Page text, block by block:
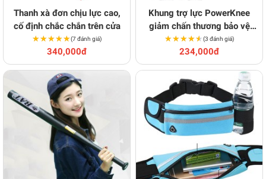
Thanh xà đơn chịu lực cao,
cố định chắc chắn trên cửa
★★★★★
★★★★★(7 đánh giá)
340,000đ
Khung trợ lực PowerKnee
giảm chấn thương bảo vệ
đầu gối
★★★★★
★★★★★(3 đánh giá)
234,000đ